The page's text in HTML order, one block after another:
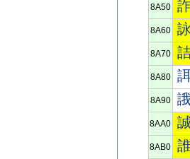
8A50
8A60 詠
8A70 詰
8A80
8A90 誐
8AA0
8AB0 誰